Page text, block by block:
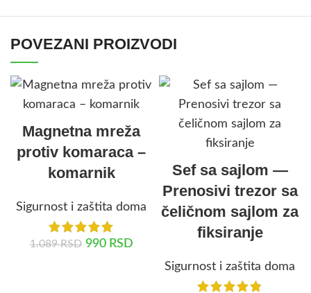
POVEZANI PROIZVODI
Magnetna mreža
protiv komaraca –
komarnik
Sigurnost i zaštita doma
1.089RSD 990 RSD
Sef sa sajlom —
Prenosivi trezor sa
čeličnom sajlom za
fiksiranje
Sigurnost i zaštita doma